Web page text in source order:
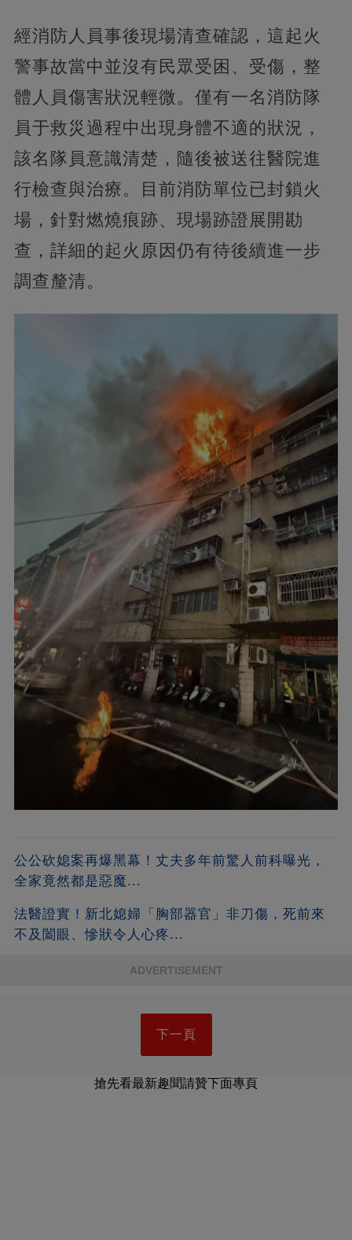
經消防人員事後現場清查確認，這起火
警事故當中並沒有民眾受困、受傷，整
體人員傷害狀況輕微。僅有一名消防隊
員于救災過程中出現身體不適的狀況，
該名隊員意識清楚，隨後被送往醫院進
行檢查與治療。目前消防單位已封鎖火
場，針對燃燒痕跡、現場跡證展開勘
查，詳細的起火原因仍有待後續進一步
調查釐清。
公公砍媳案再爆黑幕！丈夫多年前驚人前科曝光，
全家竟然都是惡魔...
法醫證實！新北媳婦「胸部器官」非刀傷，死前來
不及闔眼、慘狀令人心疼...
ADVERTISEMENT
下一頁
搶先看最新趣聞請贊下面專頁